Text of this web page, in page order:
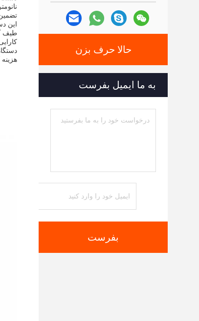
حالا حرف بزن
به ما ایمیل بفرست
بفرست
این
طیف